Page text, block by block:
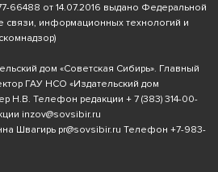
от 14.07.2016 выдано Федеральной
связи, информационных технологий и
дом «Советская Сибирь». Главный
ГАУ НСО «Издательский дом
Н.В. Телефон редакции + 7 (383) 314-00-
inzov@sovsibir.ru
Швагирь pr@sovsibir.ru Телефон +7-983-